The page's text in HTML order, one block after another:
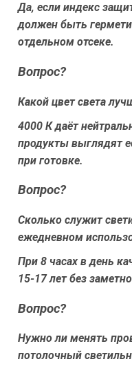
Да, если индекс
должен быть
отдельном отсеке.
Вопрос?
Какой цвет света
4000 К даёт
продукты выглядят
при готовке.
Вопрос?
Сколько служит
ежедневном
При 8 часах в день
15-17 лет без
Вопрос?
Нужно ли менять
потолочный